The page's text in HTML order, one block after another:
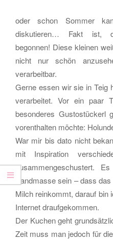
WHAT
MAKES
YOU
HAPPY!
oder schon Sommer
diskutieren… Fakt ist,
begonnen! Diese kleinen
nicht nur schön
verarbeitbar.
Gerne essen wir sie in Teig
verarbeitet. Vor ein paar
besonderes Gustostückerl
vorenthalten möchte:
War mir bis dato nicht
mit Inspiration
zusammengeschustert.
Sandmasse sein – dass
Milch reinkommt, darauf bin
Internet draufgekommen.
Der Kuchen geht
Zeit muss man jedoch für